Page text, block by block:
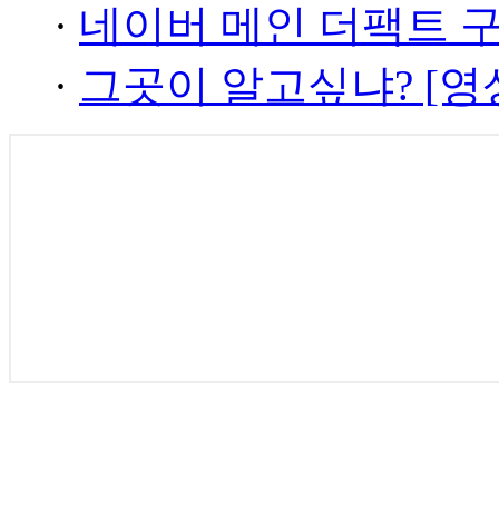
· 네이버 메인 더팩트
· 그곳이 알고싶냐? [